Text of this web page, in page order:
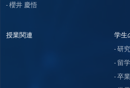
櫻井 慶悟
授業関連
学生
研
留
卒